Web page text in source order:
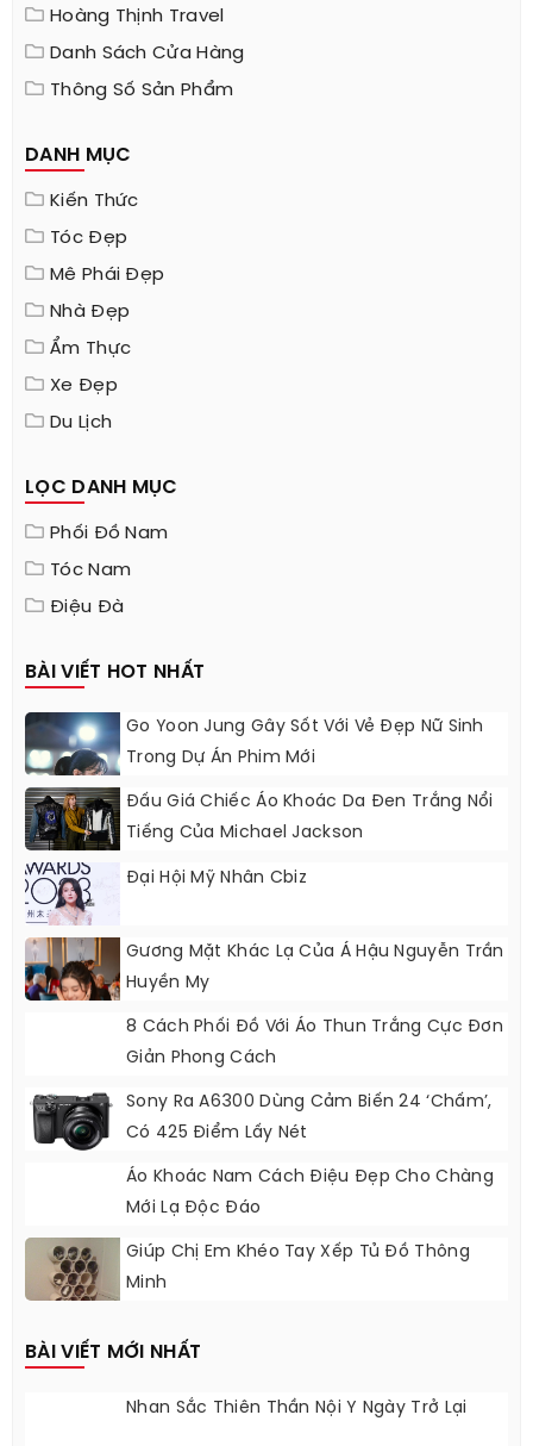
Hoàng Thịnh Travel
Danh Sách Cửa Hàng
Thông Số Sản Phẩm
DANH MỤC
Kiến Thức
Tóc Đẹp
Mê Phái Đẹp
Nhà Đẹp
Ẩm Thực
Xe Đẹp
Du Lịch
LỌC DANH MỤC
Phối Đồ Nam
Tóc Nam
Điệu Đà
BÀI VIẾT HOT NHẤT
Go Yoon Jung Gây Sốt Với Vẻ Đẹp Nữ Sinh
Trong Dự Án Phim Mới
Đấu Giá Chiếc Áo Khoác Da Đen Trắng Nổi
Tiếng Của Michael Jackson
Đại Hội Mỹ Nhân Cbiz
Gương Mặt Khác Lạ Của Á Hậu Nguyễn Trần
Huyền My
8 Cách Phối Đồ Với Áo Thun Trắng Cực Đơn
Giản Phong Cách
Sony Ra A6300 Dùng Cảm Biến 24 ‘chấm’,
Có 425 Điểm Lấy Nét
Áo Khoác Nam Cách Điệu Đẹp Cho Chàng
Mới Lạ Độc Đáo
Giúp Chị Em Khéo Tay Xếp Tủ Đồ Thông
Minh
BÀI VIẾT MỚI NHẤT
Nhan Sắc Thiên Thần Nội Y Ngày Trở Lại